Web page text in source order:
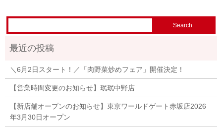
＼6月2日スタート！／「肉野菜炒めフェア」開催決定！
【営業時間変更のお知らせ】珉珉中野店
【新店舗オープンのお知らせ】東京ワールドゲート赤坂店2026
年3月30日オープン